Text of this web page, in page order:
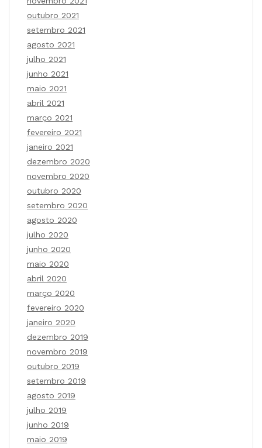
outubro 2021
setembro 2021
agosto 2021
julho 2021
junho 2021
maio 2021
abril 2021
março 2021
fevereiro 2021
janeiro 2021
dezembro 2020
novembro 2020
outubro 2020
setembro 2020
agosto 2020
julho 2020
junho 2020
maio 2020
abril 2020
março 2020
fevereiro 2020
janeiro 2020
dezembro 2019
novembro 2019
outubro 2019
setembro 2019
agosto 2019
julho 2019
junho 2019
maio 2019